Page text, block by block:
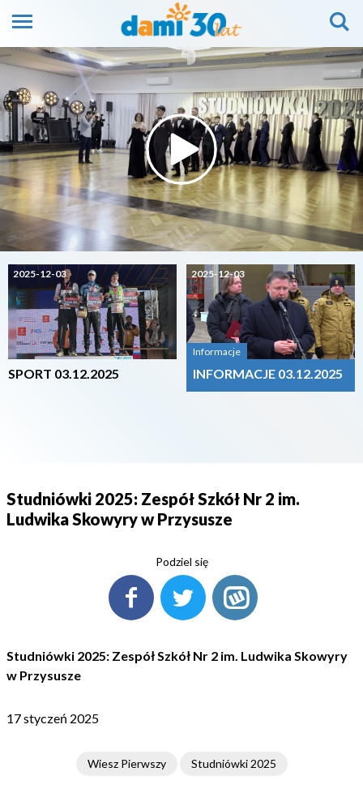
2025-12-03
SPORT 03.12.2025
2025-12-03
Informacje
INFORMACJE 03.12.2025
Studniówki 2025: Zespół Szkół Nr 2 im.
Ludwika Skowyry w Przysusze
Podziel się
Studniówki 2025: Zespół Szkół Nr 2 im. Ludwika Skowyry
w Przysusze
17 styczeń 2025
Wiesz Pierwszy Studniówki 2025